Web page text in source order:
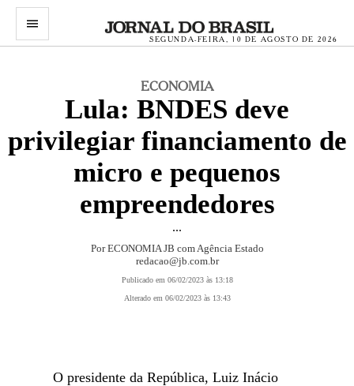
menu
SEGUNDA-FEIRA, 10 DE AGOSTO DE 2026
ECONOMIA
Lula: BNDES deve
privilegiar financiamento de
micro e pequenos
empreendedores
...
Por ECONOMIA JB com Agência Estado
redacao@jb.com.br
Publicado em 06/02/2023 às 13:18
Alterado em 06/02/2023 às 13:43
O presidente da República, Luiz Inácio